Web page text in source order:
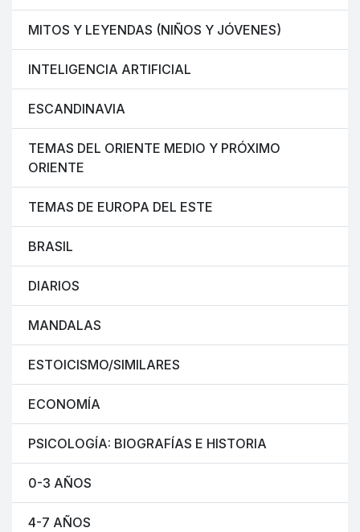
MITOS Y LEYENDAS (NIÑOS Y JÓVENES)
INTELIGENCIA ARTIFICIAL
ESCANDINAVIA
TEMAS DEL ORIENTE MEDIO Y PRÓXIMO
ORIENTE
TEMAS DE EUROPA DEL ESTE
BRASIL
DIARIOS
MANDALAS
ESTOICISMO/SIMILARES
ECONOMÍA
PSICOLOGÍA: BIOGRAFÍAS E HISTORIA
0-3 AÑOS
4-7 AÑOS